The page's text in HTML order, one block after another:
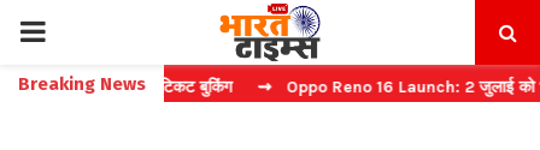
PRIMARY
MENU
Breaking News
करें फास्ट टिकट बुकिंग ⇝ Oppo Reno 16 Launch: 2 जुलाई को भारत में